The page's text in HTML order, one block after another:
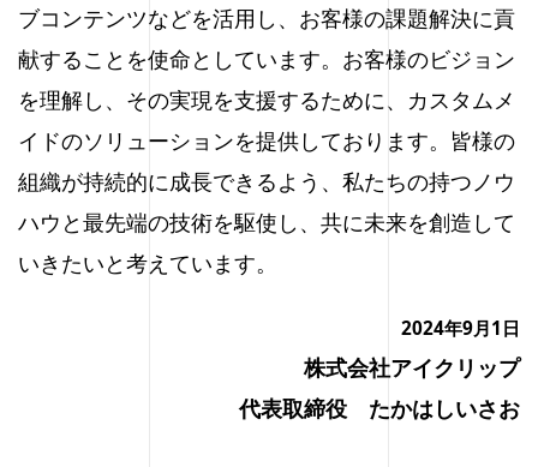
ブコンテンツなどを活用し、お客様の課題解決に貢
献することを使命としています。お客様のビジョン
を理解し、その実現を支援するために、カスタムメ
イドのソリューションを提供しております。皆様の
組織が持続的に成長できるよう、私たちの持つノウ
ハウと最先端の技術を駆使し、共に未来を創造して
いきたいと考えています。
2024年9月1日
株式会社アイクリップ
代表取締役 たかはしいさお